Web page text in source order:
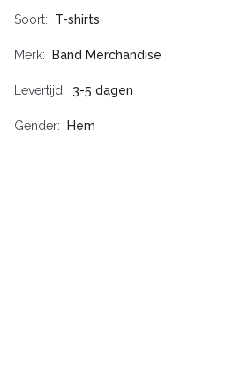
Soort T-shirts
Merk Band Merchandise
Levertijd 3-5 dagen
Gender Hem